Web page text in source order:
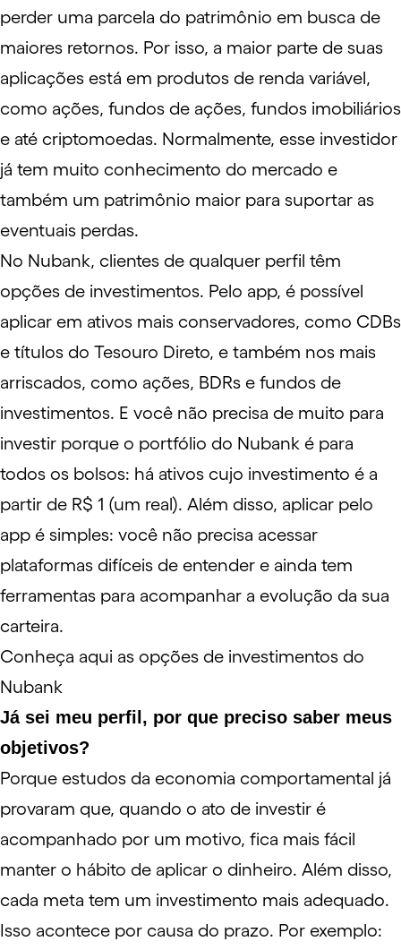
perder uma parcela do patrimônio em busca de
maiores retornos. Por isso, a maior parte de suas
aplicações está em produtos de renda variável,
como ações, fundos de ações, fundos imobiliários
e até criptomoedas. Normalmente, esse investidor
já tem muito conhecimento do mercado e
também um patrimônio maior para suportar as
eventuais perdas.
No Nubank, clientes de qualquer perfil têm
opções de investimentos. Pelo app, é possível
aplicar em ativos mais conservadores, como CDBs
e títulos do Tesouro Direto, e também nos mais
arriscados, como ações, BDRs e fundos de
investimentos. E você não precisa de muito para
investir porque o portfólio do Nubank é para
todos os bolsos: há ativos cujo investimento é a
partir de R$ 1 (um real). Além disso, aplicar pelo
app é simples: você não precisa acessar
plataformas difíceis de entender e ainda tem
ferramentas para acompanhar a evolução da sua
carteira.
Conheça aqui as opções de investimentos do
Nubank
Já sei meu perfil, por que preciso saber meus
objetivos?
Porque estudos da economia comportamental já
provaram que, quando o ato de investir é
acompanhado por um motivo, fica mais fácil
manter o hábito de aplicar o dinheiro. Além disso,
cada meta tem um investimento mais adequado.
Isso acontece por causa do prazo. Por exemplo: